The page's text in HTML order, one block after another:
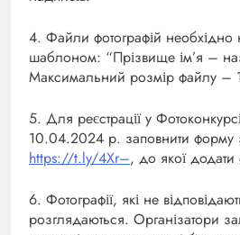
4. Файли фотографій необхідно
шаблоном: “Прізвище ім’я –
Максимальний розмір файлу –
5. Для реєстрації у
10.04.2024 р. заповнити форму
https://t.ly/4Xr–, до якої
6. Фотографії, які не
розглядаються. Організатори